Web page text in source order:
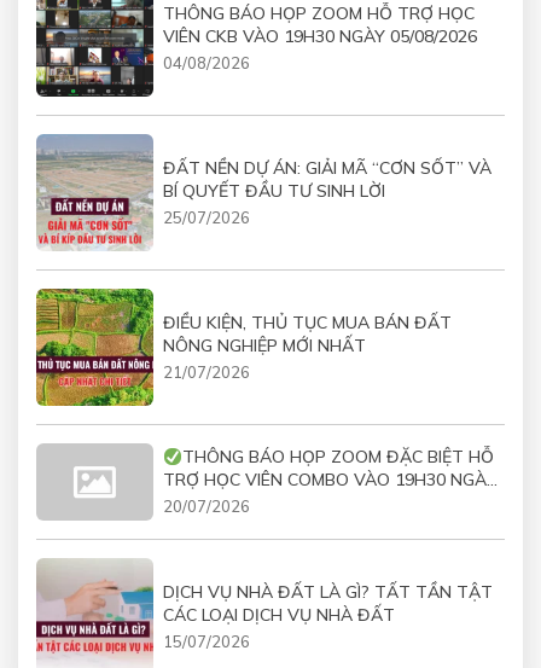
THÔNG BÁO HỌP ZOOM HỖ TRỢ HỌC
VIÊN CKB VÀO 19H30 NGÀY 05/08/2026
04/08/2026
ĐẤT NỀN DỰ ÁN: GIẢI MÃ “CƠN SỐT” VÀ
BÍ QUYẾT ĐẦU TƯ SINH LỜI
25/07/2026
ĐIỀU KIỆN, THỦ TỤC MUA BÁN ĐẤT
NÔNG NGHIỆP MỚI NHẤT
21/07/2026
THÔNG BÁO HỌP ZOOM ĐẶC BIỆT HỖ
TRỢ HỌC VIÊN COMBO VÀO 19H30 NGÀY
21/07/2026
20/07/2026
DỊCH VỤ NHÀ ĐẤT LÀ GÌ? TẤT TẦN TẬT
CÁC LOẠI DỊCH VỤ NHÀ ĐẤT
15/07/2026